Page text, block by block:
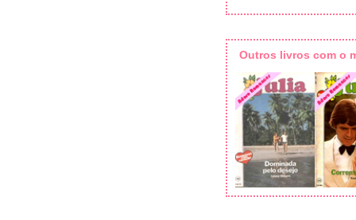
Outros livros com o